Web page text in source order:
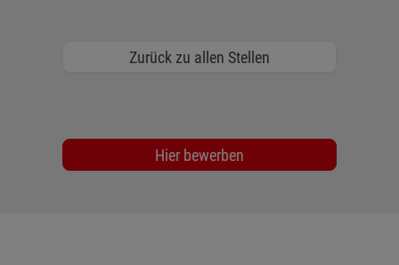
Zurück zu allen Stellen
Hier bewerben